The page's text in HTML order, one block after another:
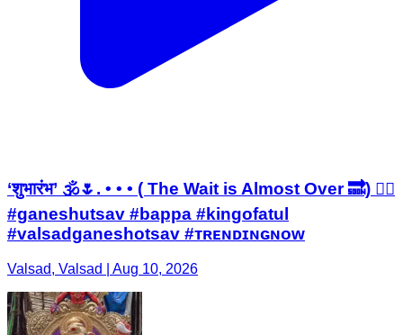
‘शुभारंभ’ 🕉️🌷. • • • ( The Wait is Almost Over 🔜) ❤️‍🔥
#ganeshutsav #bappa #kingofatul
#valsadganeshotsav #ᴛʀᴇɴᴅɪɴɢɴᴏᴡ
Valsad, Valsad | Aug 10, 2026